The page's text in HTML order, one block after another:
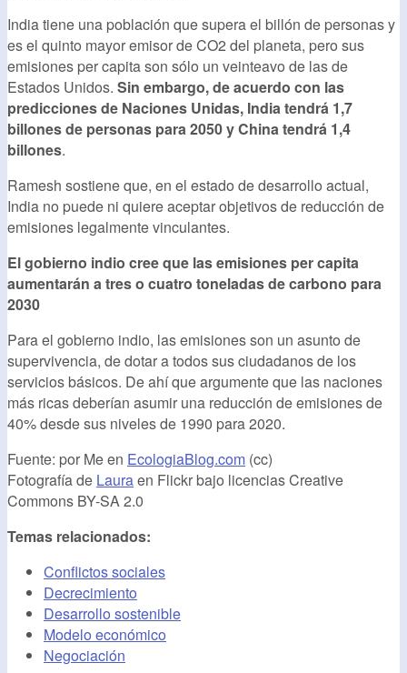
India tiene una población que supera el billón de personas y
es el quinto mayor emisor de CO2 del planeta, pero sus
emisiones per capita son sólo un veinteavo de las de
Estados Unidos. Sin embargo, de acuerdo con las
predicciones de Naciones Unidas, India tendrá 1,7
billones de personas para 2050 y China tendrá 1,4
billones.
Ramesh sostiene que, en el estado de desarrollo actual,
India no puede ni quiere aceptar objetivos de reducción de
emisiones legalmente vinculantes.
El gobierno indio cree que las emisiones per capita
aumentarán a tres o cuatro toneladas de carbono para
2030
Para el gobierno indio, las emisiones son un asunto de
supervivencia, de dotar a todos sus ciudadanos de los
servicios básicos. De ahí que argumente que las naciones
más ricas deberían asumir una reducción de emisiones de
40% desde sus niveles de 1990 para 2020.
Fuente: por Me en EcologiaBlog.com (cc)
Fotografía de Lauraen Flickr bajo licencias Creative
Commons BY-SA 2.0
Temas relacionados:
Conflictos sociales
Decrecimiento
Desarrollo sostenible
Modelo económico
Negociación